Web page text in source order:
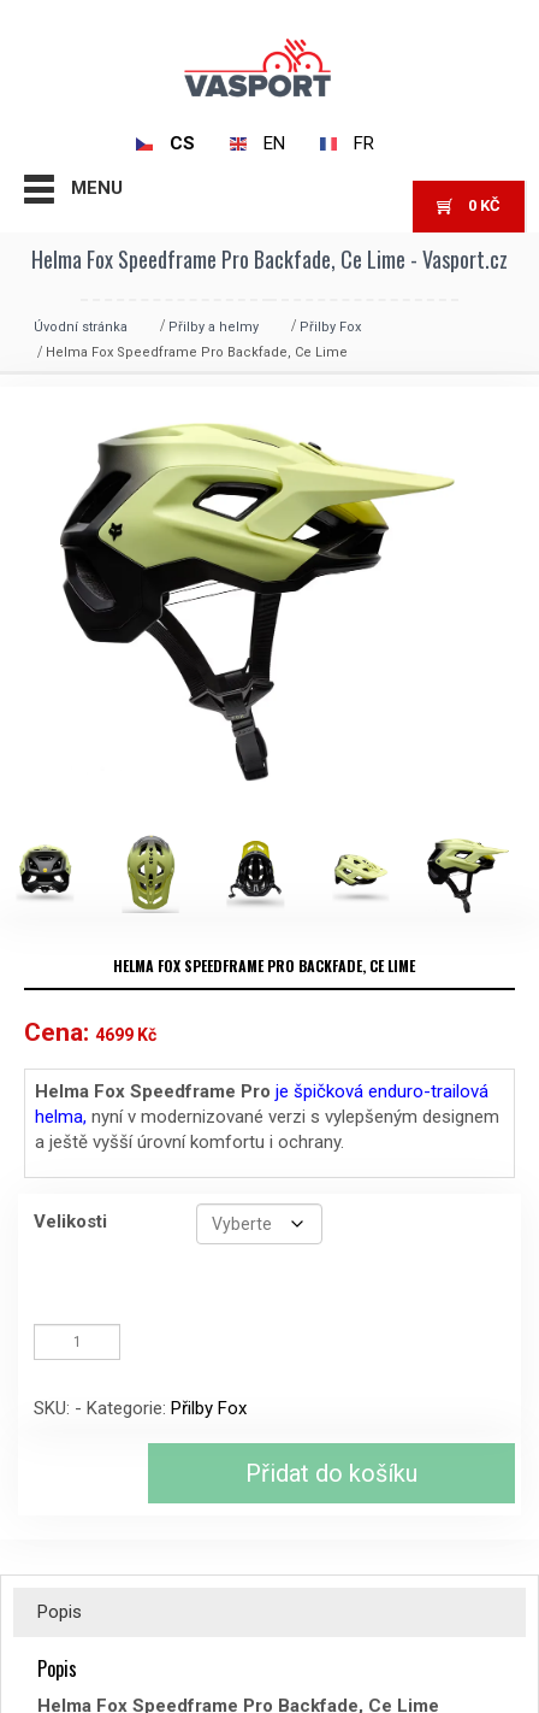
CS EN FR
MENU
0 KČ
Helma Fox Speedframe Pro Backfade, Ce Lime - Vasport.cz
Úvodní stránka Přilby a helmy
Přilby Fox
Helma Fox Speedframe Pro Backfade, Ce Lime
HELMA FOX SPEEDFRAME PRO BACKFADE, CE LIME
Cena: 4699 Kč
Helma Fox Speedframe Pro je špičková enduro-trailová
helma, nyní v modernizované verzi s vylepšeným designem
a ještě vyšší úrovní komfortu i ochrany.
Velikosti
Speedframe
Backfade,
SKU: - Kategorie: Přilby Fox
Přidat do košíku
Popis
Popis
Helma Fox Speedframe Pro Backfade, Ce Lime